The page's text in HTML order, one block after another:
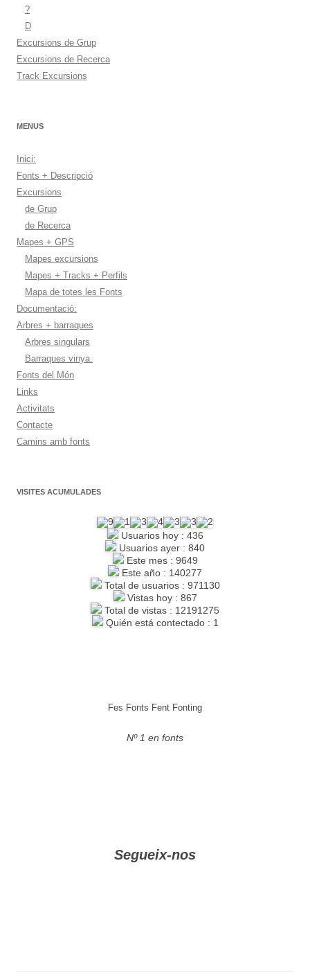
?
D
Excursions de Grup
Excursions de Recerca
Track Excursions
MENUS
Inici:
Fonts + Descripció
Excursions
de Grup
de Recerca
Mapes + GPS
Mapes excursions
Mapes + Tracks + Perfils
Mapa de totes les Fonts
Documentació:
Arbres + barraques
Arbres singulars
Barraques vinya.
Fonts del Món
Links
Activitats
Contacte
Camins amb fonts
VISITES ACUMULADES
Usuarios hoy : 436
Usuarios ayer : 840
Este mes : 9649
Este año : 140277
Total de usuarios : 971130
Vistas hoy : 867
Total de vistas : 12191275
Quién está contectado : 1
Fes Fonts Fent Fonting
Nº 1 en fonts
Segueix-nos